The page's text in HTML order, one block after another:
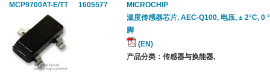
MCP9700AT-E/TT 1605577
MICROCHIP
温度传感器芯片, AEC-Q100, 电压, ± 2°C, 0
脚
(EN)
产品分类：传感器与换能器,